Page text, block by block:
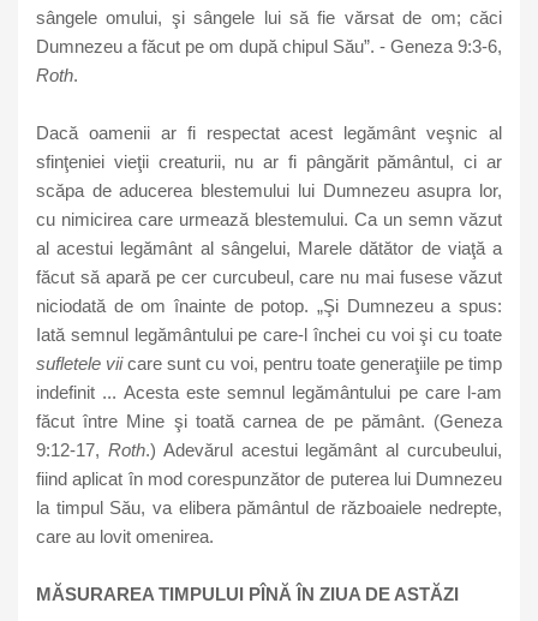
sângele omului, şi sângele lui să fie vărsat de om; căci
Dumnezeu a făcut pe om după chipul Său”. - Geneza 9:3-6,
Roth.
Dacă oamenii ar fi respectat acest legământ veşnic al
sfinţeniei vieţii creaturii, nu ar fi pângărit pământul, ci ar
scăpa de aducerea blestemului lui Dumnezeu asupra lor,
cu nimicirea care urmează blestemului. Ca un semn văzut
al acestui legământ al sângelui, Marele dătător de viaţă a
făcut să apară pe cer curcubeul, care nu mai fusese văzut
niciodată de om înainte de potop. „Şi Dumnezeu a spus:
Iată semnul legământului pe care-l închei cu voi şi cu toate
sufletele viicare sunt cu voi, pentru toate generaţiile pe timp
indefinit ... Acesta este semnul legământului pe care l-am
făcut între Mine şi toată carnea de pe pământ. (Geneza
9:12-17, Roth.) Adevărul acestui legământ al curcubeului,
fiind aplicat în mod corespunzător de puterea lui Dumnezeu
la timpul Său, va elibera pământul de războaiele nedrepte,
care au lovit omenirea.
MĂSURAREA TIMPULUI PÎNĂ ÎN ZIUA DE ASTĂZI